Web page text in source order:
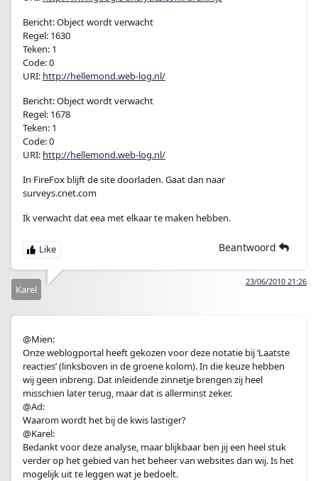
Bericht: Object wordt verwacht
Regel: 1630
Teken: 1
Code: 0
URI: http://hellemond.web-log.nl/
Bericht: Object wordt verwacht
Regel: 1678
Teken: 1
Code: 0
URI: http://hellemond.web-log.nl/
In FireFox blijft de site doorladen. Gaat dan naar
surveys.cnet.com
Ik verwacht dat eea met elkaar te maken hebben.
Beantwoord
23/06/2010 21:26
Karel
@Mien:
Onze weblogportal heeft gekozen voor deze notatie bij ‘Laatste
reacties’ (linksboven in de groene kolom). In die keuze hebben
wij geen inbreng. Dat inleidende zinnetje brengen zij heel
misschien later terug, maar dat is allerminst zeker.
@Ad:
Waarom wordt het bij de kwis lastiger?
@Karel:
Bedankt voor deze analyse, maar blijkbaar ben jij een heel stuk
verder op het gebied van het beheer van websites dan wij. Is het
mogelijk uit te leggen wat je bedoelt.